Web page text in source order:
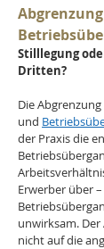
Stilllegung
Dritten?
Die
und
der Praxis die
Erwerber über
unwirksam.
nicht auf die